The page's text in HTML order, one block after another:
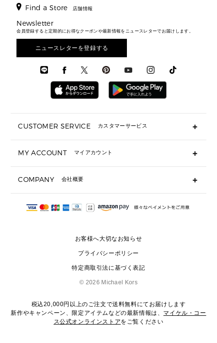
ウェア
アクセサリー
アクセサリー
メンズ バッグ
メンズ 財布・小物
メンズ シューズ
メンズ ウェア
メンズ 時計・その他
▶ メンズすべて
メンズ財布・小物
メンズアクセサリー
メンズウェア
トラベル
3 IN 1 / 2 IN 1 バッグ
▶ メンズすべて
▶ メンズすべて
▶ メンズすべて
▶ メンズすべて
▶ バッグすべて
通勤・通学アイテム
3 IN 1 バッグ
ミニ財布・フラグメントケース
▶ 小物すべて
定期ケース・カードケース・名刺入れ
サンダル
スニーカー
▶ ウェア
財布・小物
時計・ジュエリー
アクセサリー
エディターレビュー
Find a Store 店舗情報
Newsletter
会員登録すると定期的にお得なクーポンや最新情報をニュースレターでお届けします。
ニュースレターを登録する
CUSTOMER SERVICE カスタマーサービス
ギフト用にラッピングができますか？
ショッピングバッグを購入商品分送ってもらえますか？
注文後に完了メールが受信できないのですが？
サイズ交換はできますか？
MY ACCOUNT マイアカウント
COMPANY 会社概要
会社概要
お客様へ大切なお知らせ
プライバシーポリシー
特定商取引法に基づく表記
© 2026 Michael Kors
税込20,000円以上のご注文で送料無料にてお届けします
新作やキャンペーン、限定アイテムなどの最新情報は、 マイケル・コー
ス公式オンラインストアをご覧ください